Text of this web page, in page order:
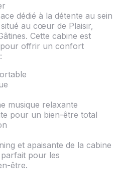
dédié à la détente au sein
au cœur de Plaisir,
Cette cabine est
pour offrir un confort
musique relaxante
pour un bien-être total
et apaisante de la cabine
pour les
être.